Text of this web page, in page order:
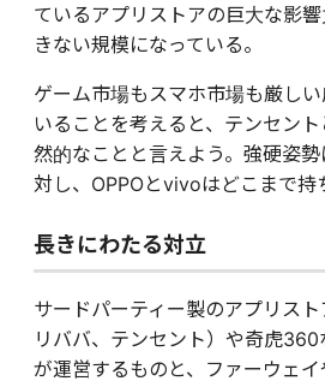
ているアプリストアの巨大な影
きない規模になっている。
ゲーム市場もスマホ市場も厳し
いることを考えると、テンセン
然的なことと言えよう。強硬姿
対し、OPPOとvivoはどこまで持
長きにわたる対立
サードパーティー製のアプリス
リババ、テンセント）や奇虎
が運営するものと、ファーウェ